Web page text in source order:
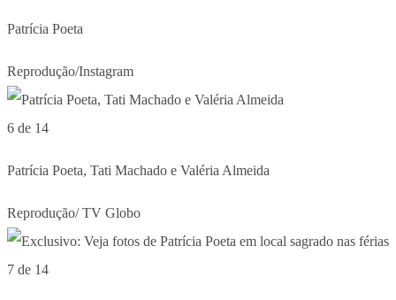
Patrícia Poeta
Reprodução/Instagram
6 de 14
Patrícia Poeta, Tati Machado e Valéria Almeida
Reprodução/ TV Globo
7 de 14